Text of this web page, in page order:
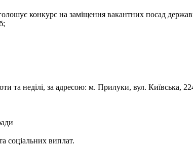
конкурс на заміщення вакантних посад
та неділі, за адресою: м. Прилуки, вул. Київська,
соціальних виплат.